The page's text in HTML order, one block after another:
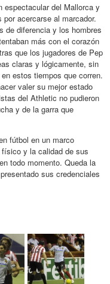
espectacular del Mallorca y
acercarse al marcador.
de diferencia y los hombres
más con el corazón
que los jugadores de Pep
claras y lógicamente, sin
estos tiempos que corren.
valer su mejor estado
del Athletic no pudieron
y de la garra que
fútbol en un marco
y la calidad de sus
todo momento. Queda la
sus credenciales